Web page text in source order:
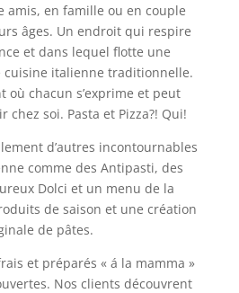
amis, en famille ou en couple
âges. Un endroit qui respire
et dans lequel flotte une
cuisine italienne traditionnelle.
où chacun s’exprime et peut
chez soi. Pasta et Pizza?! Qui!
d’autres incontournables
comme des Antipasti, des
Dolci et un menu de la
de saison et une création
de pâtes.
et préparés « á la mamma »
Nos clients découvrent